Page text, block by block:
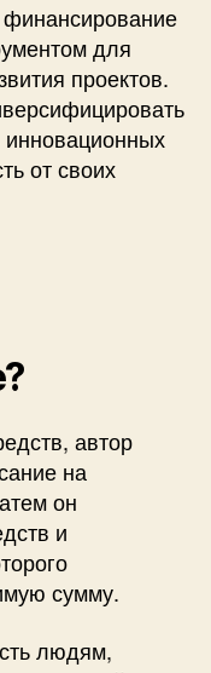
для
проектов.
инновационных
от своих
автор
на
он
и
сумму.
людям,